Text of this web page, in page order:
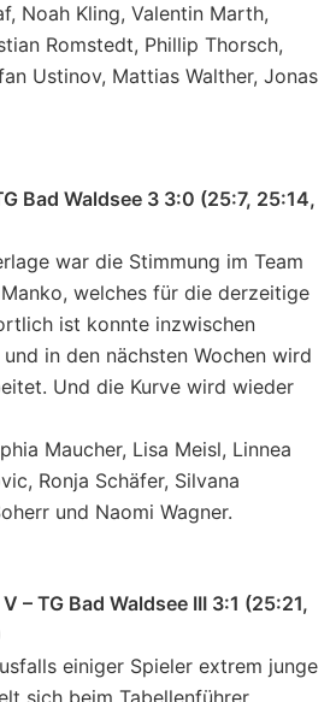
Noah Kling, Valentin Marth,
Romstedt, Phillip Thorsch,
Ustinov, Mattias Walther, Jonas
Bad Waldsee 3 3:0 (25:7, 25:14,
war die Stimmung im Team
welches für die derzeitige
ist konnte inzwischen
in den nächsten Wochen wird
Und die Kurve wird wieder
Maucher, Lisa Meisl, Linnea
Ronja Schäfer, Silvana
und Naomi Wagner.
– TG Bad Waldsee III 3:1 (25:21,
einiger Spieler extrem junge
sich beim Tabellenführer